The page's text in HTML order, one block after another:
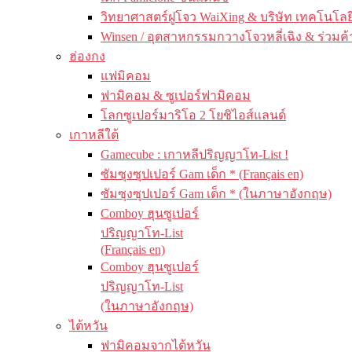
วิทยาศาสตร์ฝูโจว WaiXing & บริษัท เทคโนโล
Winsen / อุตสาหกรรมกวางโจวหลี่เฉิง & ร่วมค้
ฮ่องกง
แฟมิคอม
ฟามิคอม & ซูเปอร์ฟามิคอม
โลกซูเปอร์มาริโอ 2 โยชิไอส์แลนด์
เกาหลีใต้
Gamecube : เกาหลีปริญญาโท-List !
ซัมซุงซุปเปอร์ Gam เด็ก * (Français en)
ซัมซุงซุปเปอร์ Gam เด็ก * (ในภาษาอังกฤษ)
Comboy ฮุนซูเปอร์
ปริญญาโท-List
(Français en)
Comboy ฮุนซูเปอร์
ปริญญาโท-List
(ในภาษาอังกฤษ)
ไต้หวัน
ฟามิคอมจากไต้หวัน